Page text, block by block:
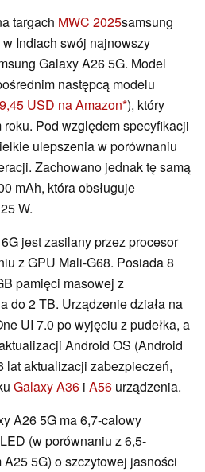
targach MWC 2025samsung
Indiach swój najnowszy
Galaxy A26 5G. Model
następcą modelu
USD na Amazon ), który
roku. Pod względem specyfikacji
ulepszenia w porównaniu
Zachowano jednak tę samą
mAh, która obsługuje
W.
jest zasilany przez procesor
z GPU Mali-G68. Posiada 8
pamięci masowej z
do 2 TB. Urządzenie działa na
UI 7.0 po wyjęciu z pudełka, a
Android OS (Android
lat aktualizacji zabezpieczeń,
Galaxy A36 i A56 urządzenia.
A26 5G ma 6,7-calowy
(w porównaniu z 6,5-
5G) o szczytowej jasności